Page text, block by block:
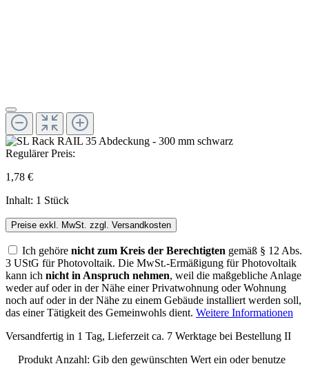
Regulärer Preis:
1,78 €
Inhalt: 1 Stück
Preise exkl. MwSt. zzgl. Versandkosten
Ich gehöre nicht zum Kreis der Berechtigten gemäß § 12 Abs.
3 UStG für Photovoltaik. Die MwSt.-Ermäßigung für Photovoltaik
kann ich nicht in Anspruch nehmen, weil die maßgebliche Anlage
weder auf oder in der Nähe einer Privatwohnung oder Wohnung
noch auf oder in der Nähe zu einem Gebäude installiert werden soll,
das einer Tätigkeit des Gemeinwohls dient. Weitere Informationen
Versandfertig in 1 Tag, Lieferzeit ca. 7 Werktage bei Bestellung II
Produkt Anzahl: Gib den gewünschten Wert ein oder benutze